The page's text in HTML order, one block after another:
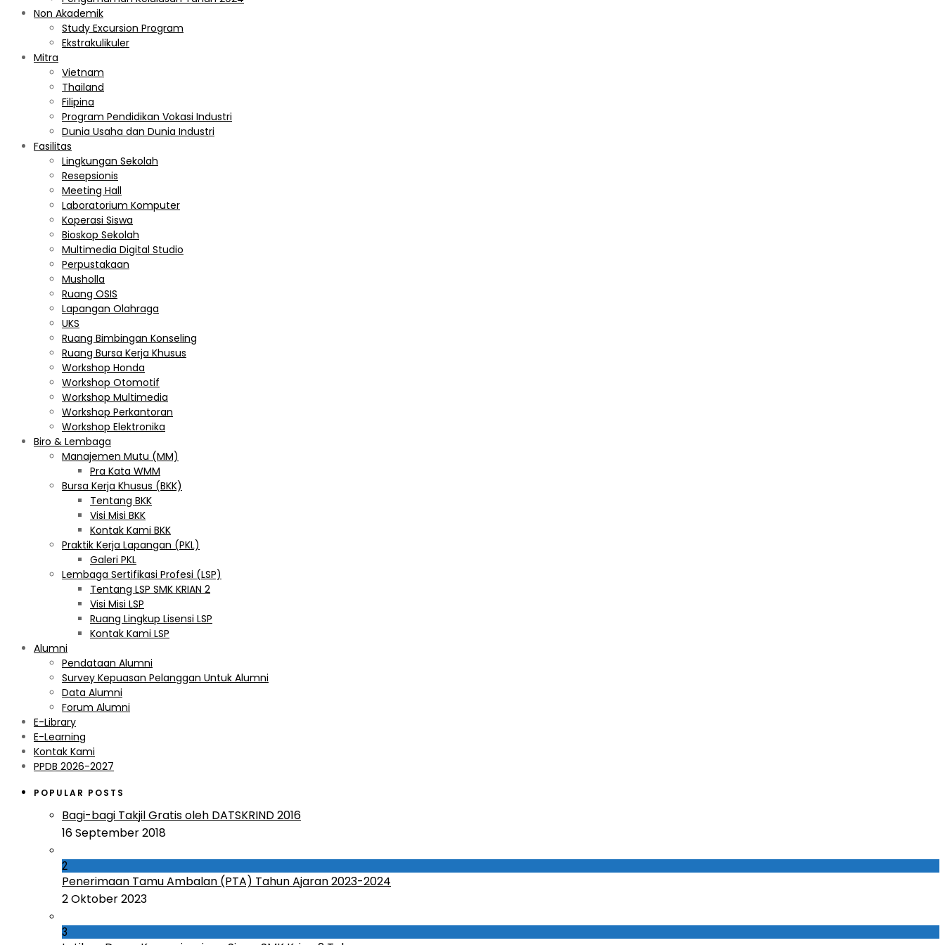
Non Akademik
Study Excursion Program
Ekstrakulikuler
Mitra
Vietnam
Thailand
Filipina
Program Pendidikan Vokasi Industri
Dunia Usaha dan Dunia Industri
Fasilitas
Lingkungan Sekolah
Resepsionis
Meeting Hall
Laboratorium Komputer
Koperasi Siswa
Bioskop Sekolah
Multimedia Digital Studio
Perpustakaan
Musholla
Ruang OSIS
Lapangan Olahraga
UKS
Ruang Bimbingan Konseling
Ruang Bursa Kerja Khusus
Workshop Honda
Workshop Otomotif
Workshop Multimedia
Workshop Perkantoran
Workshop Elektronika
Biro & Lembaga
Manajemen Mutu (MM)
Pra Kata WMM
Bursa Kerja Khusus (BKK)
Tentang BKK
Visi Misi BKK
Kontak Kami BKK
Praktik Kerja Lapangan (PKL)
Galeri PKL
Lembaga Sertifikasi Profesi (LSP)
Tentang LSP SMK KRIAN 2
Visi Misi LSP
Ruang Lingkup Lisensi LSP
Kontak Kami LSP
Alumni
Pendataan Alumni
Survey Kepuasan Pelanggan Untuk Alumni
Data Alumni
Forum Alumni
E-Library
E-Learning
Kontak Kami
PPDB 2026-2027
POPULAR POSTS
Bagi-bagi Takjil Gratis oleh DATSKRIND 2016
16 September 2018
2
Penerimaan Tamu Ambalan (PTA) Tahun Ajaran 2023-2024
2 Oktober 2023
3